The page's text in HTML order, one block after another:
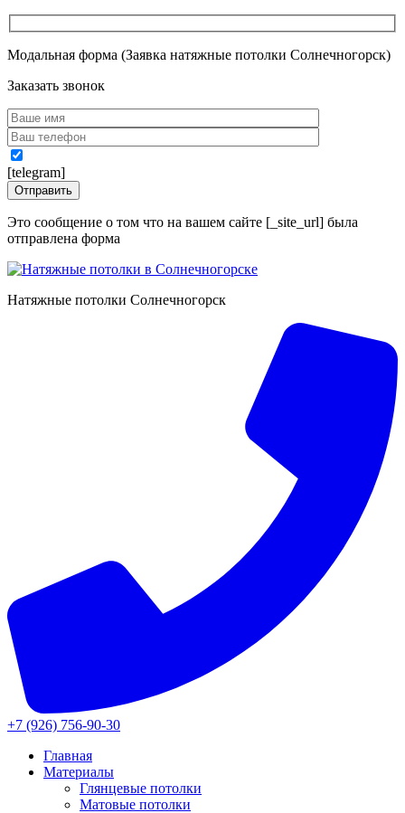
Модальная форма (Заявка натяжные потолки Солнечногорск)
Заказать звонок
[telegram]
Это сообщение о том что на вашем сайте [_site_url] была
отправлена форма
Натяжные потолки Солнечногорск
+7 (926) 756-90-30
Главная
Материалы
Глянцевые потолки
Матовые потолки